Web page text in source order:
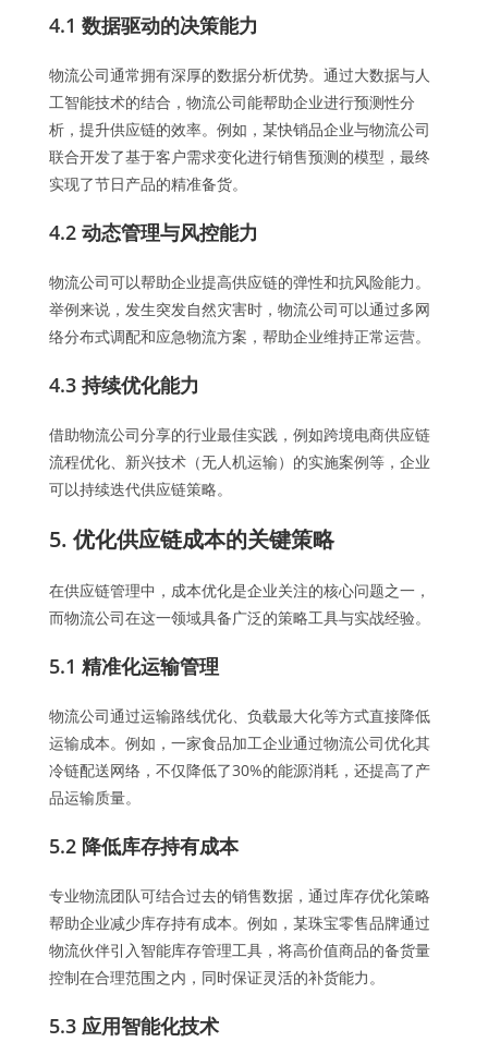
4.1 数据驱动的决策能力
物流公司通常拥有深厚的数据分析优势。通过大数据与人
工智能技术的结合，物流公司能帮助企业进行预测性分
析，提升供应链的效率。例如，某快销品企业与物流公司
联合开发了基于客户需求变化进行销售预测的模型，最终
实现了节日产品的精准备货。
4.2 动态管理与风控能力
物流公司可以帮助企业提高供应链的弹性和抗风险能力。
举例来说，发生突发自然灾害时，物流公司可以通过多网
络分布式调配和应急物流方案，帮助企业维持正常运营。
4.3 持续优化能力
借助物流公司分享的行业最佳实践，例如跨境电商供应链
流程优化、新兴技术（无人机运输）的实施案例等，企业
可以持续迭代供应链策略。
5. 优化供应链成本的关键策略
在供应链管理中，成本优化是企业关注的核心问题之一，
而物流公司在这一领域具备广泛的策略工具与实战经验。
5.1 精准化运输管理
物流公司通过运输路线优化、负载最大化等方式直接降低
运输成本。例如，一家食品加工企业通过物流公司优化其
冷链配送网络，不仅降低了30%的能源消耗，还提高了产
品运输质量。
5.2 降低库存持有成本
专业物流团队可结合过去的销售数据，通过库存优化策略
帮助企业减少库存持有成本。例如，某珠宝零售品牌通过
物流伙伴引入智能库存管理工具，将高价值商品的备货量
控制在合理范围之内，同时保证灵活的补货能力。
5.3 应用智能化技术